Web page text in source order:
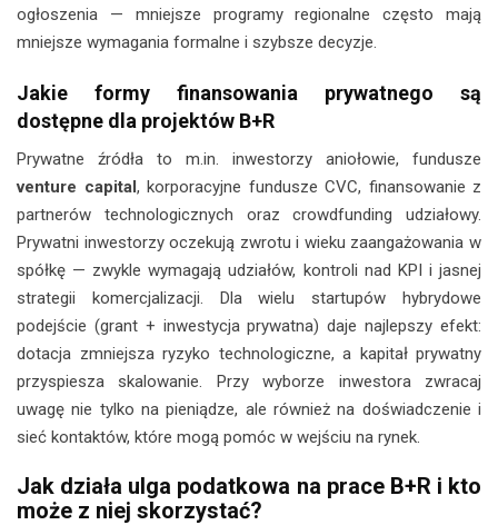
ogłoszenia — mniejsze programy regionalne często mają
mniejsze wymagania formalne i szybsze decyzje.
Jakie formy finansowania prywatnego są
dostępne dla projektów B+R
Prywatne źródła to m.in. inwestorzy aniołowie, fundusze
venture capital, korporacyjne fundusze CVC, finansowanie z
partnerów technologicznych oraz crowdfunding udziałowy.
Prywatni inwestorzy oczekują zwrotu i wieku zaangażowania w
spółkę — zwykle wymagają udziałów, kontroli nad KPI i jasnej
strategii komercjalizacji. Dla wielu startupów hybrydowe
podejście (grant + inwestycja prywatna) daje najlepszy efekt:
dotacja zmniejsza ryzyko technologiczne, a kapitał prywatny
przyspiesza skalowanie. Przy wyborze inwestora zwracaj
uwagę nie tylko na pieniądze, ale również na doświadczenie i
sieć kontaktów, które mogą pomóc w wejściu na rynek.
Jak działa ulga podatkowa na prace B+R i kto
może z niej skorzystać?